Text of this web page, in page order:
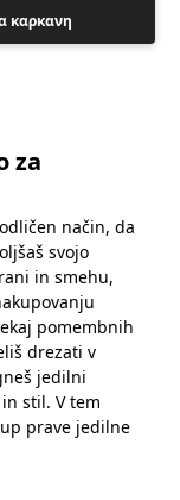
καρκανη
za
način, da
svojo
in smehu,
pomembnih
drezati v
jedilni
stil. V tem
prave jedilne